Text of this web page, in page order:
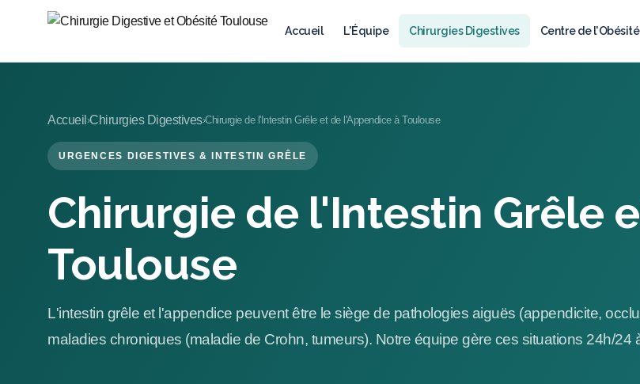
Accueil L'Équipe Chirurgies Digestives Centre de l'Obésité
Accueil ›Chirurgies Digestives›Chirurgie de l'Intestin Grêle et de l'Appendice à Toulouse
URGENCES DIGESTIVES & INTESTIN GRÊLE
Chirurgie de l'Intestin Grêle
Toulouse
L'intestin grêle et l'appendice peuvent être le siège de pathologies aiguës (appendicite,
maladies chroniques (maladie de Crohn, tumeurs). Notre équipe gère ces situations 24h/24